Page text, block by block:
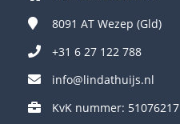
8091 AT Wezep (Gld)
+31 6 27 122 788
info@lindathuijs.nl
KvK nummer: 51076217